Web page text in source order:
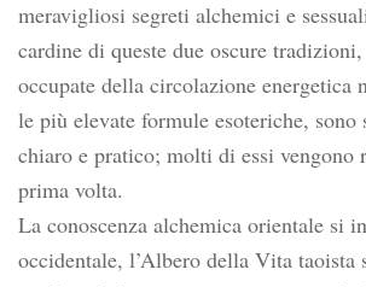
meravigliosi segreti alchemici e
cardine di queste due oscure
occupate della circolazione energetica
le più elevate formule esoteriche,
chiaro e pratico; molti di essi vengono
prima volta.
La conoscenza alchemica orientale si
occidentale, l’Albero della Vita taoista